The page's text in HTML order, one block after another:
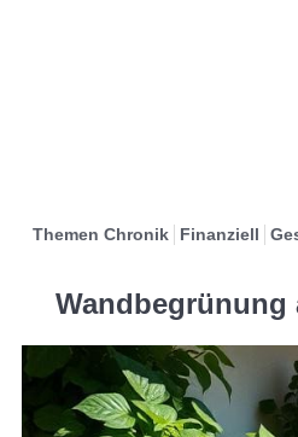
Themen Chronik Finanziell
Wandbegrünung